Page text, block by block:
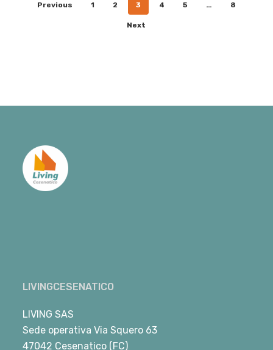
Previous 1 2 3 4 5 … 8
Next
LIVINGCESENATICO
LIVING SAS
Sede operativa Via Squero 63
47042 Cesenatico (FC)